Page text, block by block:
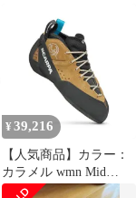
¥ 39,216
【人気商品】カラー：
カラメル wmn Mid
Generator 女性モデル ミ